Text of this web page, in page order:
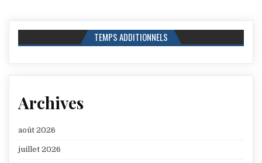
TEMPS ADDITIONNELS
Archives
août 2026
juillet 2026